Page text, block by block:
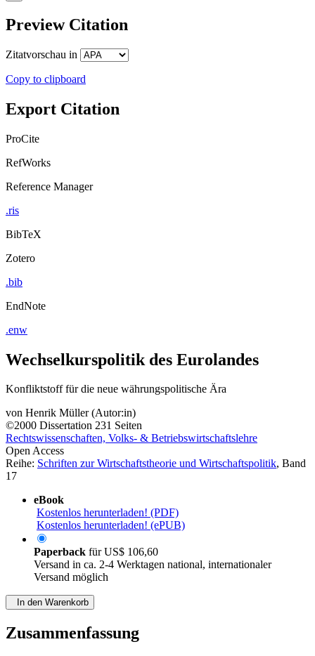
Preview Citation
Zitatvorschau in
Copy to clipboard
Export Citation
ProCite
RefWorks
Reference Manager
.ris
BibTeX
Zotero
.bib
EndNote
.enw
Wechselkurspolitik des Eurolandes
Konfliktstoff für die neue währungspolitische Ära
von Henrik Müller (Autor:in)
©2000 Dissertation 231 Seiten
Rechtswissenschaften, Volks- & Betriebswirtschaftslehre
Open Access
Reihe: Schriften zur Wirtschaftstheorie und Wirtschaftspolitik, Band
17
eBook
Kostenlos herunterladen! (PDF)
Kostenlos herunterladen! (ePUB)
Paperback fürUS$ 106,60
Versand in ca. 2-4 Werktagen national, internationaler
Versand möglich
In den Warenkorb
Zusammenfassung